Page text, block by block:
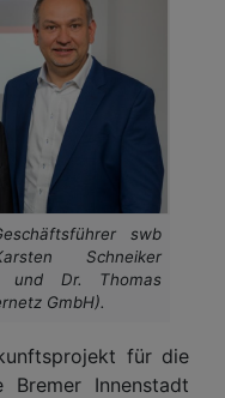
swb
Schneiker
und Dr. Thomas
GmbH).
für die
Bremer Innenstadt